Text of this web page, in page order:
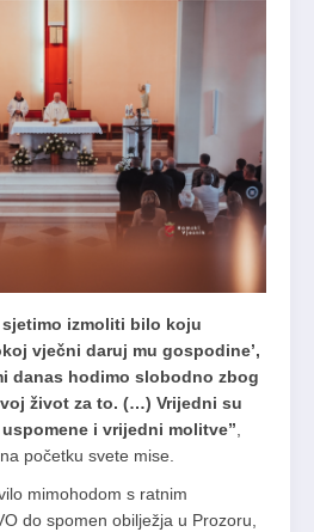
izmoliti bilo koju
vječni daruj mu gospodine’,
danas hodimo slobodno zbog
život za to. (…) Vrijedni su
i vrijedni molitve”,
početku svete mise.
mimohodom s ratnim
do spomen obilježja u Prozoru,